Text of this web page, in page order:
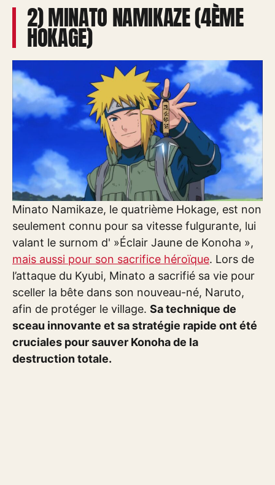
2) MINATO NAMIKAZE (4ÈME
HOKAGE)
Minato Namikaze, le quatrième Hokage, est non
seulement connu pour sa vitesse fulgurante, lui
valant le surnom d' »Éclair Jaune de Konoha »,
mais aussi pour son sacrifice héroïque. Lors de
l’attaque du Kyubi, Minato a sacrifié sa vie pour
sceller la bête dans son nouveau-né, Naruto,
afin de protéger le village. Sa technique de
sceau innovante et sa stratégie rapide ont été
cruciales pour sauver Konoha de la
destruction totale.